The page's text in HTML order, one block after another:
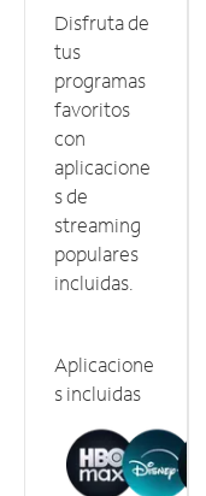
Disfruta de
tus
programas
favoritos
con
aplicacione
s de
streaming
populares
incluidas.
Aplicacione
s incluidas